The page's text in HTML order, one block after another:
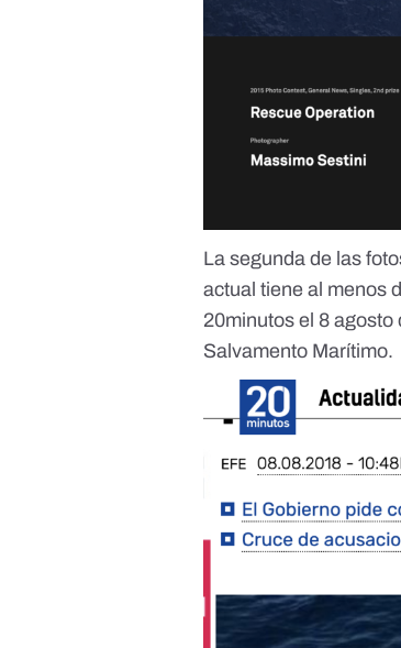
La segunda de las
actual tiene al menos
20minutos el 8 agosto
Salvamento Marítimo.